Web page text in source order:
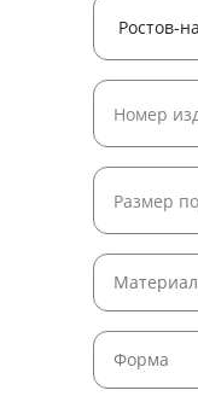
Материал
Форма